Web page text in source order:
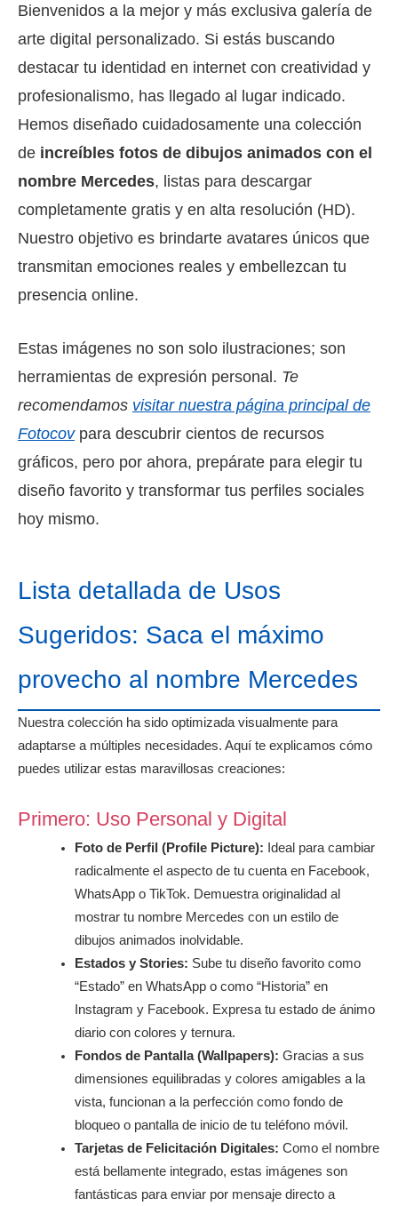
Bienvenidos a la mejor y más exclusiva galería de
arte digital personalizado. Si estás buscando
destacar tu identidad en internet con creatividad y
profesionalismo, has llegado al lugar indicado.
Hemos diseñado cuidadosamente una colección
de increíbles fotos de dibujos animados con el
nombre Mercedes, listas para descargar
completamente gratis y en alta resolución (HD).
Nuestro objetivo es brindarte avatares únicos que
transmitan emociones reales y embellezcan tu
presencia online.
Estas imágenes no son solo ilustraciones; son
herramientas de expresión personal. Te
recomendamos visitar nuestra página principal de
Fotocovpara descubrir cientos de recursos
gráficos, pero por ahora, prepárate para elegir tu
diseño favorito y transformar tus perfiles sociales
hoy mismo.
Lista detallada de Usos
Sugeridos: Saca el máximo
provecho al nombre Mercedes
Nuestra colección ha sido optimizada visualmente para
adaptarse a múltiples necesidades. Aquí te explicamos cómo
puedes utilizar estas maravillosas creaciones:
Primero: Uso Personal y Digital
Foto de Perfil (Profile Picture): Ideal para cambiar
radicalmente el aspecto de tu cuenta en Facebook,
WhatsApp o TikTok. Demuestra originalidad al
mostrar tu nombre Mercedes con un estilo de
dibujos animados inolvidable.
Estados y Stories: Sube tu diseño favorito como
“Estado” en WhatsApp o como “Historia” en
Instagram y Facebook. Expresa tu estado de ánimo
diario con colores y ternura.
Fondos de Pantalla (Wallpapers): Gracias a sus
dimensiones equilibradas y colores amigables a la
vista, funcionan a la perfección como fondo de
bloqueo o pantalla de inicio de tu teléfono móvil.
Tarjetas de Felicitación Digitales: Como el nombre
está bellamente integrado, estas imágenes son
fantásticas para enviar por mensaje directo a